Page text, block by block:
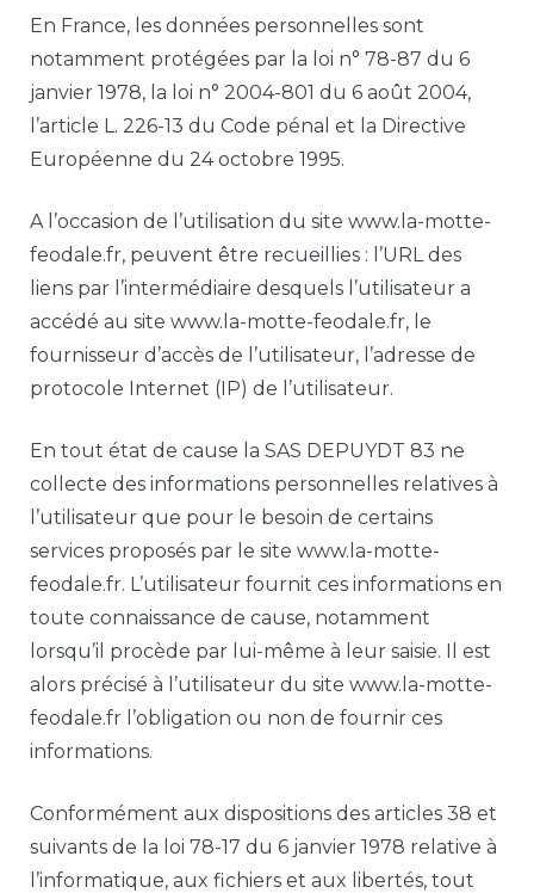
En France, les données personnelles sont
notamment protégées par la loi n° 78-87 du 6
janvier 1978, la loi n° 2004-801 du 6 août 2004,
l’article L. 226-13 du Code pénal et la Directive
Européenne du 24 octobre 1995.
A l’occasion de l’utilisation du site www.la-motte-
feodale.fr, peuvent être recueillies : l’URL des
liens par l’intermédiaire desquels l’utilisateur a
accédé au site www.la-motte-feodale.fr, le
fournisseur d’accès de l’utilisateur, l’adresse de
protocole Internet (IP) de l’utilisateur.
En tout état de cause la SAS DEPUYDT 83 ne
collecte des informations personnelles relatives à
l’utilisateur que pour le besoin de certains
services proposés par le site www.la-motte-
feodale.fr. L’utilisateur fournit ces informations en
toute connaissance de cause, notamment
lorsqu’il procède par lui-même à leur saisie. Il est
alors précisé à l’utilisateur du site www.la-motte-
feodale.fr l’obligation ou non de fournir ces
informations.
Conformément aux dispositions des articles 38 et
suivants de la loi 78-17 du 6 janvier 1978 relative à
l’informatique, aux fichiers et aux libertés, tout